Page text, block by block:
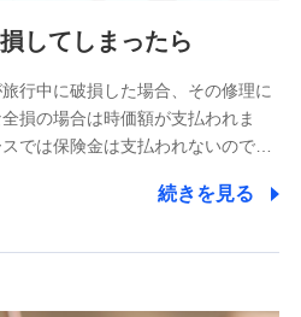
してしまったら
行中に破損した場合、その修理に
損の場合は時価額が支払われま
では保険金は支払われないので…
続きを見る